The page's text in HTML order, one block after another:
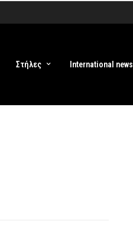
Στήλες International news